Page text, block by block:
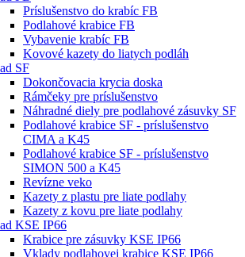
Príslušenstvo do krabíc FB
Podlahové krabice FB
Vybavenie krabíc FB
Kovové kazety do liatych podláh
SF
Dokončovacia krycia doska
Rámčeky pre príslušenstvo
Náhradné diely pre podlahové zásuvky SF
Podlahové krabice SF - príslušenstvo
CIMA a K45
Podlahové krabice SF - príslušenstvo
SIMON 500 a K45
Revízne veko
Kazety z plastu pre liate podlahy
Kazety z kovu pre liate podlahy
KSE IP66
Krabice pre zásuvky KSE IP66
Vklady podlahovej krabice KSE IP66